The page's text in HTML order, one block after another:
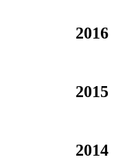
2016
2015
2014